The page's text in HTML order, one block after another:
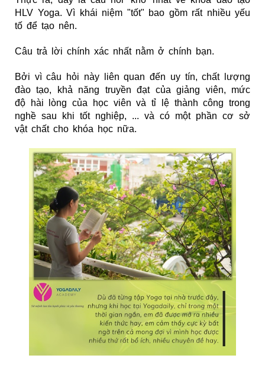
HLV Yoga. Vì khái niệm "tốt" bao gồm rất nhiều yếu
tố để tạo nên.
Câu trả lời chính xác nhất nằm ở chính bạn.
Bởi vì câu hỏi này liên quan đến uy tín, chất lượng
đào tạo, khả năng truyền đạt của giảng viên, mức
độ hài lòng của học viên và tỉ lệ thành công trong
nghề sau khi tốt nghiệp, ... và có một phần cơ sở
vật chất cho khóa học nữa.